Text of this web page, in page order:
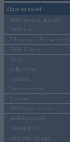
Ziņas un raksti
BMW modeļu jaunumi
BMW testi
Tehnoloģijas & sasniegumi
BMW Latvijā
MINI
Rolls-Royce
Pasākumi
Vadāmības tests
Autosports
BMWPower aktuāli
Reklāmas raksti
Mēneša BMW
Sērijveida tūnings